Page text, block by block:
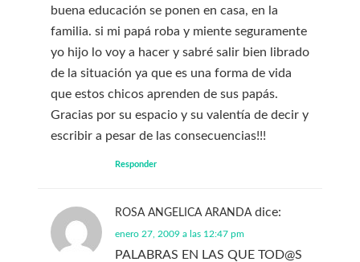
buena educación se ponen en casa, en la
familia. si mi papá roba y miente seguramente
yo hijo lo voy a hacer y sabré salir bien librado
de la situación ya que es una forma de vida
que estos chicos aprenden de sus papás.
Gracias por su espacio y su valentía de decir y
escribir a pesar de las consecuencias!!!
Responder
ROSA ANGELICA ARANDA dice:
enero 27, 2009 a las 12:47 pm
PALABRAS EN LAS QUE TOD@S